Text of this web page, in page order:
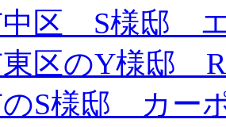
中区 S様邸 エ
東区のY様邸
S様邸 カー